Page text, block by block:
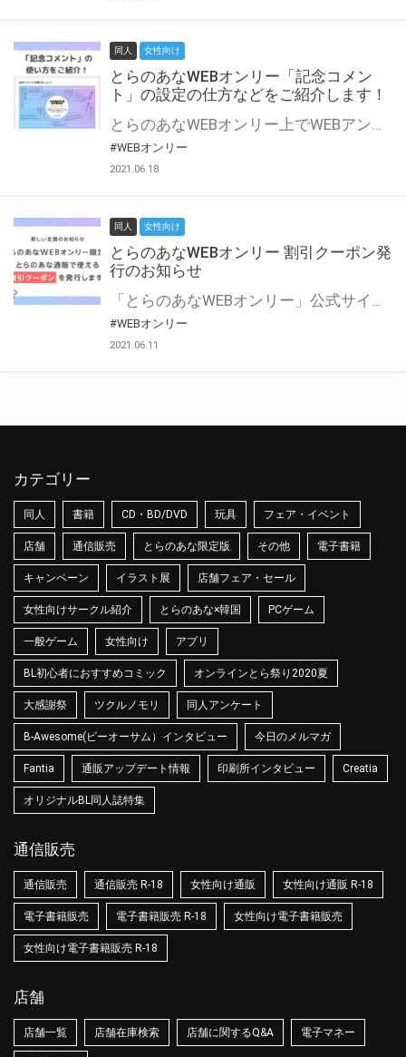
同人 女性向け
とらのあなWEBオンリー「記念コメン
ト」の設定の仕方などをご紹介します！
とらのあなWEBオンリー上でWEBアンソロジーが作成できる「記念コメント」について、その使い方や作成手順を解説します！ 支援タイプを「サークル参加型」「サークル参加型・マルシェ(イベント会場)機能付き」でお申し込みいただいている主催者様はぜひご活用ください♪ とらのあなWEBオンリーサイトはこちら
#WEBオンリー
2021.06.18
同人 女性向け
とらのあなWEBオンリー 割引クーポン発
行のお知らせ
「とらのあなWEBオンリー」公式サイトでとらのあな通販の「割引クーポン」を配布中！ イベントごとに開催当日限定で使える割引クーポンのシリアルコードを発行します。 とらのあなWEBオンリーのページをチェックして、イベント当日にお得にお買い物を楽しみましょう♪ ※本キャンペーンは予告なく終了する場合がございます。 とらのあなWEBオンリーサイトはこちら
#WEBオンリー
2021.06.11
カテゴリー
同人 書籍 CD・BD/DVD 玩具 フェア・イベント
店舗 通信販売 とらのあな限定版 その他 電子書籍
キャンペーン イラスト展 店舗フェア・セール
女性向けサークル紹介 とらのあな×韓国 PCゲーム
一般ゲーム 女性向け アプリ
BL初心者におすすめコミック オンラインとら祭り2020夏
大感謝祭 ツクルノモリ 同人アンケート
B-Awesome(ビーオーサム）インタビュー 今日のメルマガ
Fantia 通販アップデート情報 印刷所インタビュー Creatia
オリジナルBL同人誌特集
通信販売
通信販売 通信販売 R-18 女性向け通販 女性向け通販 R-18
電子書籍販売 電子書籍販売 R-18 女性向け電子書籍販売
女性向け電子書籍販売 R-18
店舗
店舗一覧 店舗在庫検索 店舗に関するQ&A 電子マネー